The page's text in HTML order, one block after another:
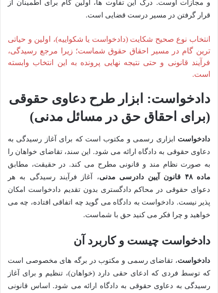
و مجازات اوست. درک این تفاوت ها، اولین گام برای اطمینان از
قرار گرفتن در مسیر درست قضایی است.
انتخاب نوع صحیح شکایت (دادخواست یا شکواییه)، اولین و حیاتی
ترین گام در مسیر احقاق حقوق شماست؛ زیرا مرجع رسیدگی،
فرآیند قانونی و حتی نتیجه نهایی پرونده به این انتخاب وابسته
است.
دادخواست: ابزار طرح دعاوی حقوقی
(برای احقاق حق در مسائل مدنی)
دادخواست ابزاری رسمی و مکتوب است که برای آغاز رسیدگی به
دعاوی حقوقی به دادگاه ارائه می شود. این سند، تقاضای خواهان را
به صورت نظام مند و قانونی مطرح می کند. در حقیقت، مطابق
ماده ۴۸ قانون آیین دادرسی مدنی
، آغاز فرآیند رسیدگی به هر
دعوای حقوقی در محاکم دادگستری بدون تقدیم دادخواست امکان
پذیر نیست. دادخواست به دادگاه می گوید چه اتفاقی افتاده، چه می
خواهید و چرا فکر می کنید حق با شماست.
دادخواست چیست و کاربرد آن
دادخواست، تقاضای رسمی و مکتوب در برگه های مخصوصی است
که توسط فردی که ادعای حقی دارد (خواهان)، تنظیم و برای آغاز
رسیدگی به دعاوی حقوقی به دادگاه ارائه می شود. اساس قانونی